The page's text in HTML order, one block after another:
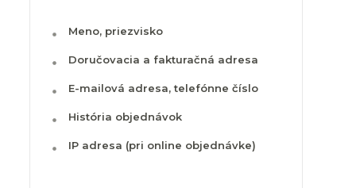
Meno, priezvisko
Doručovacia a fakturačná adresa
E-mailová adresa, telefónne číslo
História objednávok
IP adresa (pri online objednávke)